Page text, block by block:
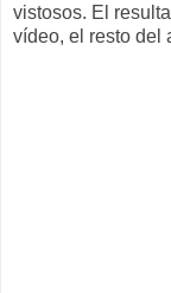
vistosos. El
vídeo, el resto del